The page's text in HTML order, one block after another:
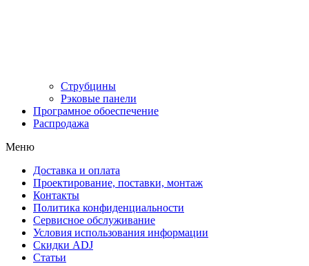
Струбцины
Рэковые панели
Програмное обоеспечение
Распродажа
Меню
Доставка и оплата
Проектирование, поставки, монтаж
Контакты
Политика конфиденциальности
Сервисное обслуживание
Условия использования информации
Скидки ADJ
Статьи